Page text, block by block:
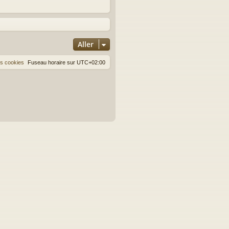
Aller
Fuseau horaire sur UTC+02:00
cookies